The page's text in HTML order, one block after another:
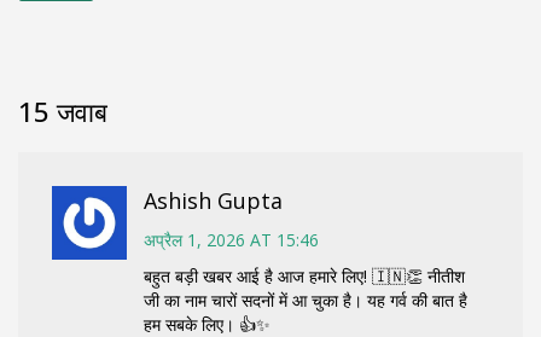
15 जवाब
Ashish Gupta
अप्रैल 1, 2026 AT 15:46
बहुत बड़ी खबर आई है आज हमारे लिए! 🇮🇳👏 नीतीश
जी का नाम चारों सदनों में आ चुका है। यह गर्व की बात है
हम सबके लिए। 👍✨